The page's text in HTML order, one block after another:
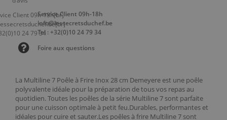
La Multiline 7 Poêle à Frire Inox 28 cm Demeyere est une poêle
polyvalente idéale pour la préparation de tous vos repas au
quotidien. Toutes les poêles de la série Multiline 7 sont parfaite
pour une cuisson optimale à petit feu.Durables, performantes et
idéales pour cuire et sauter.Les poêles à frire Multiline 7 sont
Service Client 09h-18h
info@lessecretsduchef.be
Tel : +32(0)10 24 79 34
Foire aux questions